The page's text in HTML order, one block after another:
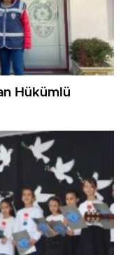
Hükümlü